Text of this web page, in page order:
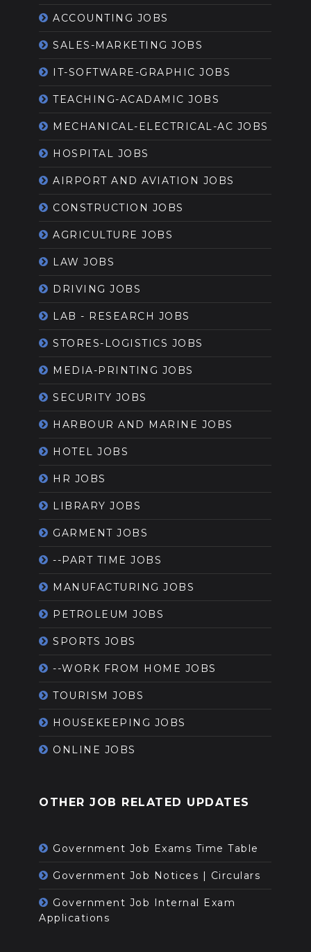
ACCOUNTING JOBS
SALES-MARKETING JOBS
IT-SOFTWARE-GRAPHIC JOBS
TEACHING-ACADAMIC JOBS
MECHANICAL-ELECTRICAL-AC JOBS
HOSPITAL JOBS
AIRPORT AND AVIATION JOBS
CONSTRUCTION JOBS
AGRICULTURE JOBS
LAW JOBS
DRIVING JOBS
LAB - RESEARCH JOBS
STORES-LOGISTICS JOBS
MEDIA-PRINTING JOBS
SECURITY JOBS
HARBOUR AND MARINE JOBS
HOTEL JOBS
HR JOBS
LIBRARY JOBS
GARMENT JOBS
--PART TIME JOBS
MANUFACTURING JOBS
PETROLEUM JOBS
SPORTS JOBS
--WORK FROM HOME JOBS
TOURISM JOBS
HOUSEKEEPING JOBS
ONLINE JOBS
OTHER JOB RELATED UPDATES
Government Job Exams Time Table
Government Job Notices | Circulars
Government Job Internal Exam
Applications